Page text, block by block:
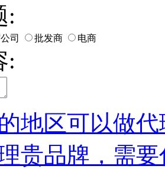
:
司 批发商 电商
:
地区可以做
贵品牌，需